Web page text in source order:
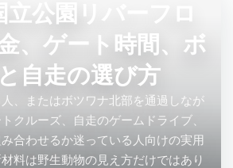
立公園リバーフロ
、ゲート時間、ボ
自走の選び方
、またはボツワナ北部を通過しなが
クルーズ、自走のゲームドライブ、
合わせるか迷っている人向けの実用
料は野生動物の見え方だけではあり